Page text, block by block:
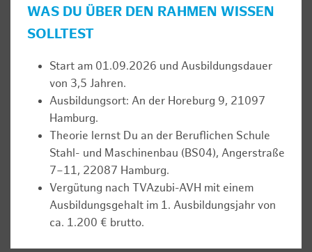
WAS DU ÜBER DEN RAHMEN WISSEN
SOLLTEST
Start am 01.09.2026 und Ausbildungsdauer
von 3,5 Jahren.
Ausbildungsort: An der Horeburg 9, 21097
Hamburg.
Theorie lernst Du an der Beruflichen Schule
Stahl- und Maschinenbau (BS04), Angerstraße
7–11, 22087 Hamburg.
Vergütung nach TVAzubi-AVH mit einem
Ausbildungsgehalt im 1. Ausbildungsjahr von
ca. 1.200 € brutto.